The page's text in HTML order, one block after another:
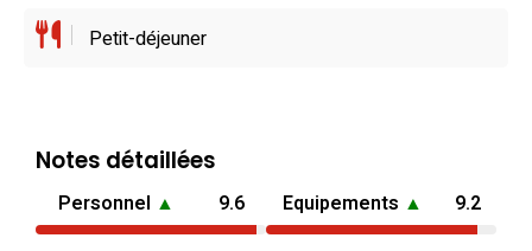
Petit-déjeuner
Notes détaillées
Personnel ▲ 9.6 Equipements ▲ 9.2